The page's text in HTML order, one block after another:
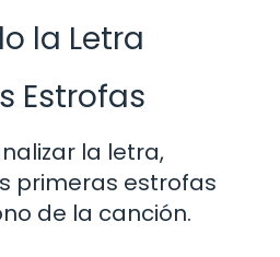
la Letra
Estrofas
la letra,
primeras estrofas
de la canción.